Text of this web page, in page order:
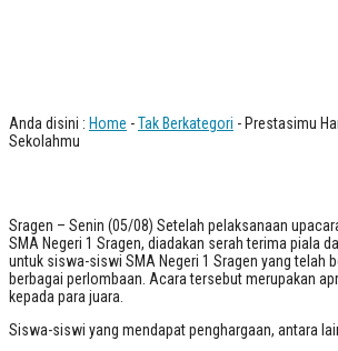
Anda disini : Home -Tak Berkategori - Prestasimu
Sekolahmu
Sragen – Senin (05/08) Setelah pelaksanaan
SMA Negeri 1 Sragen, diadakan serah terima piala
untuk siswa-siswi SMA Negeri 1 Sragen yang telah
berbagai perlombaan. Acara tersebut merupakan
kepada para juara.
Siswa-siswi yang mendapat penghargaan, antara